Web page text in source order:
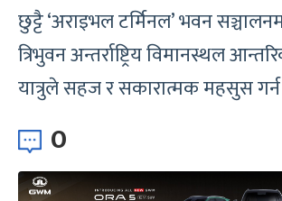
छुट्टै ‘अराइभल टर्मिनल’ भवन
त्रिभुवन अन्तर्राष्ट्रिय विमानस्थल
यात्रुले सहज र सकारात्मक महसुस
0